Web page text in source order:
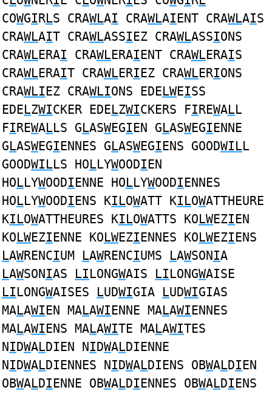
COWGIRLS CRAWLAI CRAWLAIENT CRAWLAIS
CRAWLAIT CRAWLASSIEZ CRAWLASSIONS
CRAWLERAI CRAWLERAIENT CRAWLERAIS
CRAWLERAIT CRAWLERIEZ CRAWLERIONS
CRAWLIEZ CRAWLIONS EDELWEISS
EDELZWICKER EDELZWICKERS FIREWALL
FIREWALLS GLASWEGIEN GLASWEGIENNE
GLASWEGIENNES GLASWEGIENS GOODWILL
GOODWILLS HOLLYWOODIEN
HOLLYWOODIENNE HOLLYWOODIENNES
HOLLYWOODIENS KILOWATT KILOWATTHEURE
KILOWATTHEURES KILOWATTS KOLWEZIEN
KOLWEZIENNE KOLWEZIENNES KOLWEZIENS
LAWRENCIUM LAWRENCIUMS LAWSONIA
LAWSONIAS LILONGWAIS LILONGWAISE
LILONGWAISES LUDWIGIA LUDWIGIAS
MALAWIEN MALAWIENNE MALAWIENNES
MALAWIENS MALAWITE MALAWITES
NIDWALDIEN NIDWALDIENNE
NIDWALDIENNES NIDWALDIENS OBWALDIEN
OBWALDIENNE OBWALDIENNES OBWALDIENS